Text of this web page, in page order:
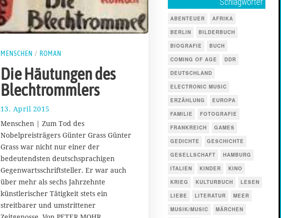
MENSCHEN / ROMAN
Die Häutungen des
Blechtrommlers
13. April 2015
.
J
a
n
u
r
2
0
1
Menschen | Zum Tod des
Nobelpreisträgers Günter Grass Günter
Grass war nicht nur einer der
bedeutendsten deutschsprachigen
Gegenwartsschriftsteller. Er war auch
über mehr als sechs Jahrzehnte
künstlerischer Tätigkeit stets ein
streitbarer und umstrittener
Schlagwörter
ABENTEUER
AFRIKA
BERLIN
BILDERBUCH
BIOGRAFIE
BUCH
COMING OF AGE
DDR
DEUTSCHLAND
ELECTRONIC MUSIC
ERZÄHLUNG
EUROPA
FAMILIE
FOTOGRAFIE
FRANKREICH
GAMES
GEDICHTE
GESCHICHTE
GESELLSCHAFT
HAMBURG
ITALIEN
KINDER
KINO
KRIEG
KULTURBUCH
LESEN
LIEBE
LITERATUR
MEER
MUSIK/MUSIC
MÄRCHEN